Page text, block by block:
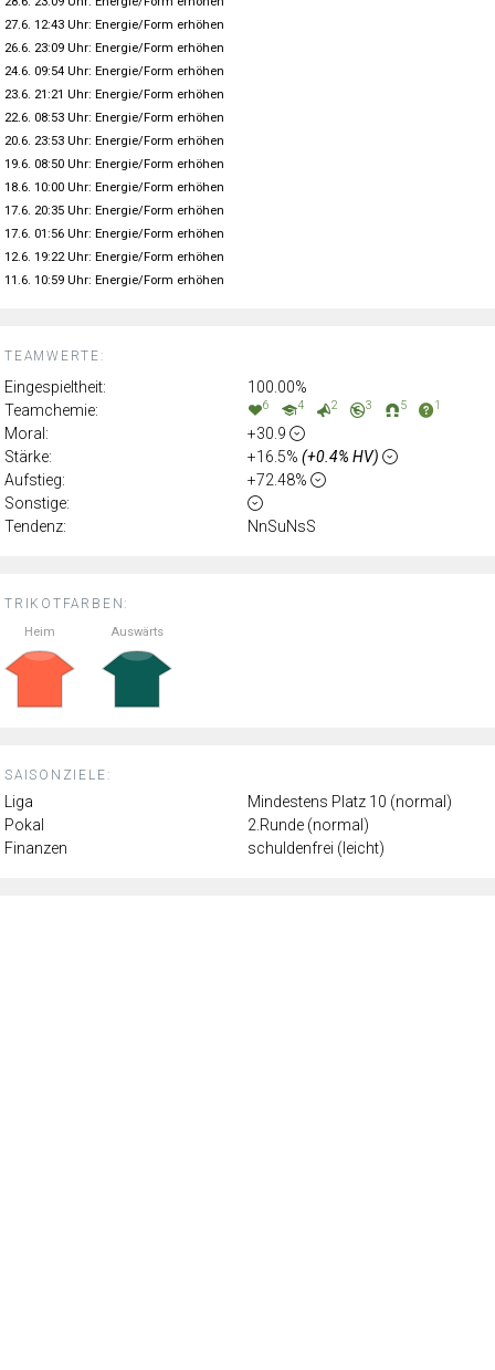
TRIKOTFARBEN:
Heim Auswärts
SAISONZIELE:
Liga
Mindestens Platz 10 (normal)
Pokal
2.Runde (normal)
Finanzen
schuldenfrei (leicht)
TEAMWERTE:
Eingespieltheit:
100.00%
Teamchemie:
6 4 2 3 5 1
Moral:
+30.9
Stärke:
+16.5% (+0.4% HV)
Aufstieg:
+72.48%
Sonstige:
Tendenz:
NnSuNsS
27.6. 12:43 Uhr: Energie/Form erhöhen
26.6. 23:09 Uhr: Energie/Form erhöhen
24.6. 09:54 Uhr: Energie/Form erhöhen
23.6. 21:21 Uhr: Energie/Form erhöhen
22.6. 08:53 Uhr: Energie/Form erhöhen
20.6. 23:53 Uhr: Energie/Form erhöhen
19.6. 08:50 Uhr: Energie/Form erhöhen
18.6. 10:00 Uhr: Energie/Form erhöhen
17.6. 20:35 Uhr: Energie/Form erhöhen
17.6. 01:56 Uhr: Energie/Form erhöhen
12.6. 19:22 Uhr: Energie/Form erhöhen
11.6. 10:59 Uhr: Energie/Form erhöhen